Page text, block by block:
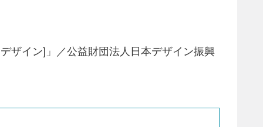
ザイン]」／公益財団法人日本デザイン振興